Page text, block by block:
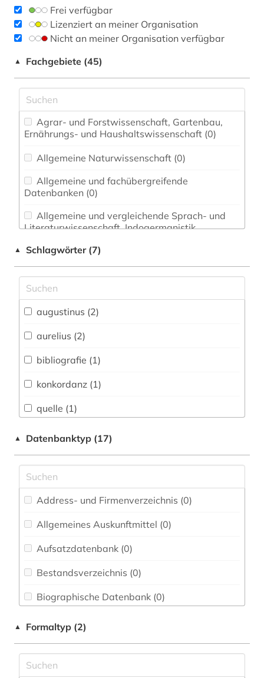
Frei verfügbar
Lizenziert an meiner Organisation
Nicht an meiner Organisation verfügbar
▲ Fachgebiete (45)
Ernährungs- und Haushaltswissenschaft (0)
Allgemeine Naturwissenschaft (0)
Datenbanken (0)
Literaturwissenschaft. Indogermanistik.
Anglistik. Amerikanistik (0)
(0)
Energietechnik (0)
Ethnologie (0)
(0)
Geschichte (1)
Gesundheitswissenschaften (0)
▲ Schlagwörter (7)
augustinus (2)
aurelius (2)
bibliografie (1)
konkordanz (1)
quelle (1)
werkausgabe (1)
wörterbuch (1)
▲ Datenbanktyp (17)
Address- und Firmenverzeichnis (0)
Allgemeines Auskunftmittel (0)
Aufsatzdatenbank (0)
Bestandsverzeichnis (0)
Biographische Datenbank (0)
Disziplinäre Forschungsdatenrepositorien (0)
▲ Formaltyp (2)